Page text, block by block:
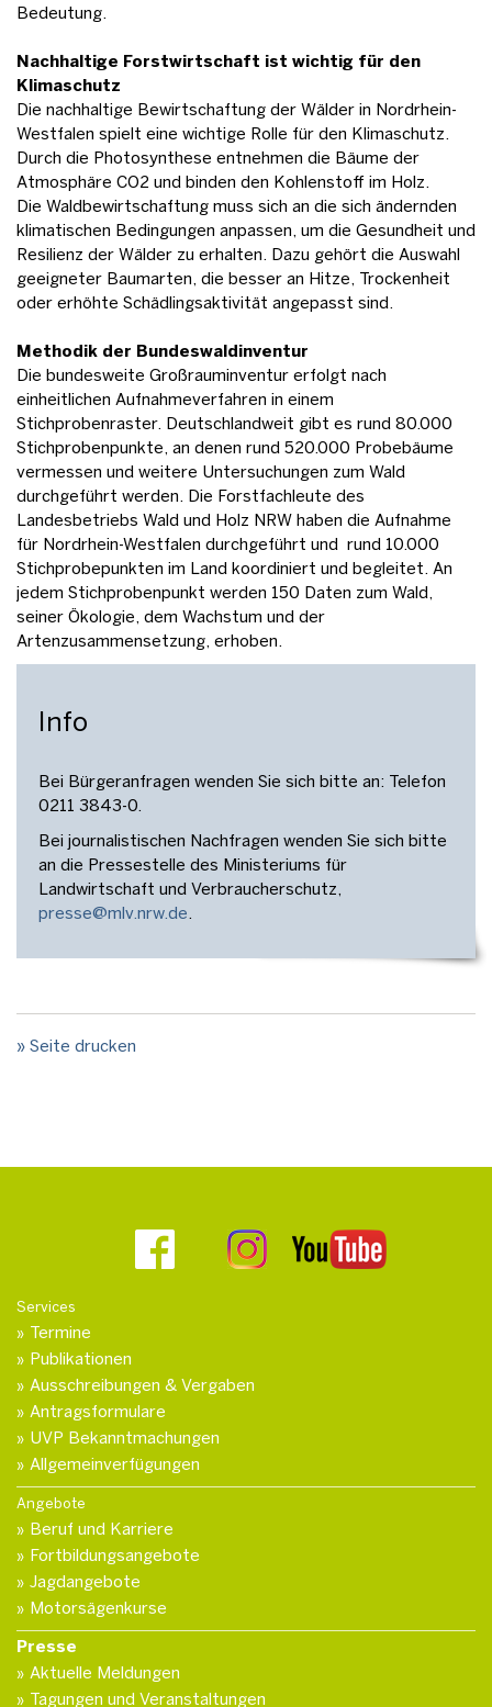
Bedeutung.
Nachhaltige Forstwirtschaft ist wichtig für den
Klimaschutz
Die nachhaltige Bewirtschaftung der Wälder in Nordrhein-
Westfalen spielt eine wichtige Rolle für den Klimaschutz.
Durch die Photosynthese entnehmen die Bäume der
Atmosphäre CO2 und binden den Kohlenstoff im Holz.
Die Waldbewirtschaftung muss sich an die sich ändernden
klimatischen Bedingungen anpassen, um die Gesundheit und
Resilienz der Wälder zu erhalten. Dazu gehört die Auswahl
geeigneter Baumarten, die besser an Hitze, Trockenheit
oder erhöhte Schädlingsaktivität angepasst sind.
Methodik der Bundeswaldinventur
Die bundesweite Großrauminventur erfolgt nach
einheitlichen Aufnahmeverfahren in einem
Stichprobenraster. Deutschlandweit gibt es rund 80.000
Stichprobenpunkte, an denen rund 520.000 Probebäume
vermessen und weitere Untersuchungen zum Wald
durchgeführt werden. Die Forstfachleute des
Landesbetriebs Wald und Holz NRW haben die Aufnahme
für Nordrhein-Westfalen durchgeführt und rund 10.000
Stichprobepunkten im Land koordiniert und begleitet. An
jedem Stichprobenpunkt werden 150 Daten zum Wald,
seiner Ökologie, dem Wachstum und der
Artenzusammensetzung, erhoben.
Info
Bei Bürgeranfragen wenden Sie sich bitte an: Telefon
0211 3843-0.
Bei journalistischen Nachfragen wenden Sie sich bitte
an die Pressestelle des Ministeriums für
Landwirtschaft und Verbraucherschutz,
presse@mlv.nrw.de.
» Seite drucken
Services
Termine
Publikationen
Ausschreibungen & Vergaben
Antragsformulare
UVP Bekanntmachungen
Allgemeinverfügungen
Angebote
Beruf und Karriere
Fortbildungsangebote
Jagdangebote
Motorsägenkurse
Presse
Aktuelle Meldungen
Tagungen und Veranstaltungen